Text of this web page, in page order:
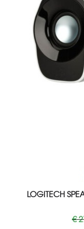
LOGITECH
€